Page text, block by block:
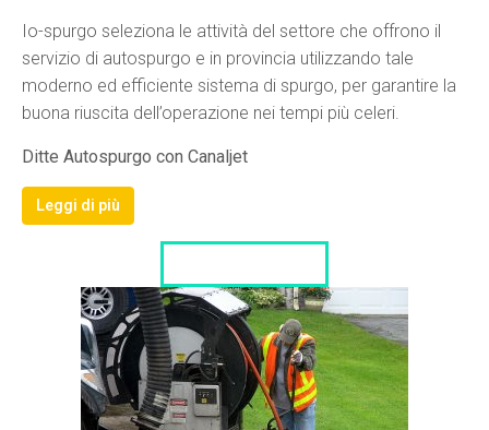
Io-spurgo seleziona le attività del settore che offrono il
servizio di autospurgo e in provincia utilizzando tale
moderno ed efficiente sistema di spurgo, per garantire la
buona riuscita dell’operazione nei tempi più celeri.
Ditte Autospurgo con Canaljet
Leggi di più